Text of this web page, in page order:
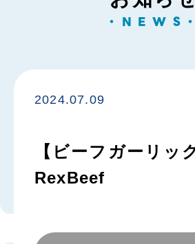
・NEWS・
2024.07.09
【ビーフガーリッ
RexBeef